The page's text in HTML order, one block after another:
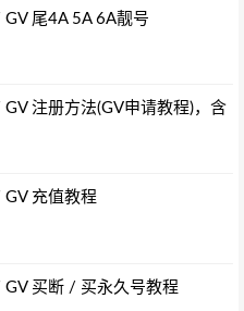
尾4A 5A 6A靓号
注册方法(GV申请教程)，含
充值教程
买断 / 买永久号教程